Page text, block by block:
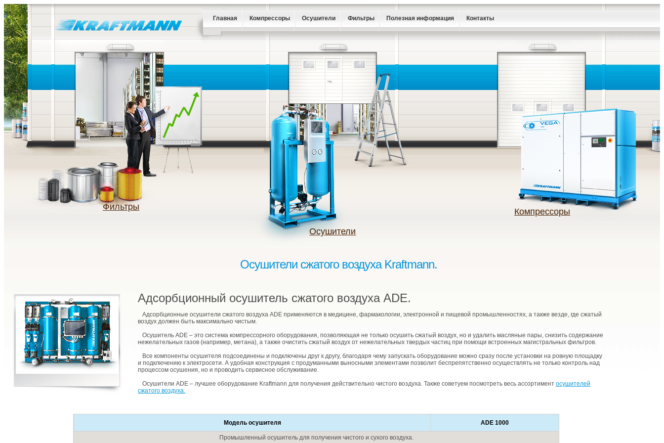
Главная Компрессоры Осушители Фильтры Полезная информация Контакты
Фильтры
Осушители
Компрессоры
Осушители сжатого воздуха Kraftmann.
Адсорбционный осушитель сжатого воздуха ADE.
Адсорбционные осушители сжатого воздуха ADE применяются в медицине, фармакологии, электронной и пищевой промышленностях, а также везде, где сжатый
воздух должен быть максимально чистым.
Осушитель ADE – это система компрессорного оборудования, позволяющая не только осушить сжатый воздух, но и удалить масляные пары, снизить содержание
нежелательных газов (например, метана), а также очистить сжатый воздух от нежелательных твердых частиц при помощи встроенных магистральных фильтров.
Все компоненты осушителя подсоединены и подключены друг к другу, благодаря чему запускать оборудование можно сразу после установки на ровную площадку
и подключению к электросети. А удобная конструкция с продуманными выносными элементами позволит беспрепятственно осуществлять не только контроль над
процессом осушения, но и проводить сервисное обслуживание.
Осушители ADE – лучшее оборудование Kraftmann для получения действительно чистого воздуха. Также советуем посмотреть весь ассортимент осушителей
сжатого воздуха.
Модель осушителя ADE 1000
Промышленный осушитель для получения чистого и сухого воздуха.